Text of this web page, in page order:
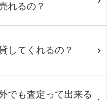
れるの？
してくれるの？
でも査定って出来る